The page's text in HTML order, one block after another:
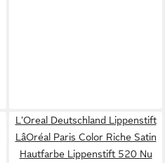
L'Oreal Deutschland Lippenstift
LâOréal Paris Color Riche Satin
Hautfarbe Lippenstift 520 Nu